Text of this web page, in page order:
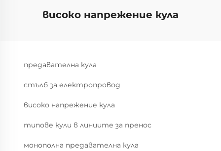
високо напрежение кула
предавателна кула
стълб за електропровод
високо напрежение кула
типове кули в линиите за пренос
монополна предавателна кула